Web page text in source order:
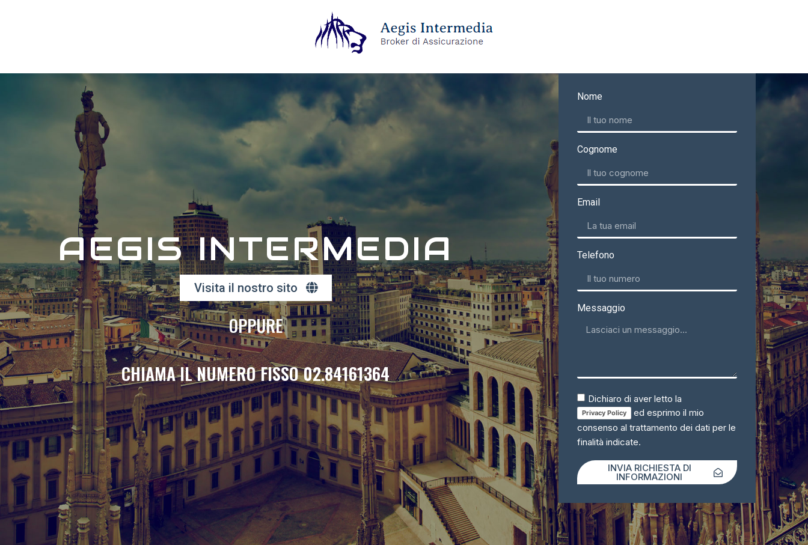
AEGIS INTERMEDIA
Visita il nostro sito
OPPURE
CHIAMA IL NUMERO FISSO 02.84161364
Nome
Cognome
Email
Telefono
Messaggio
Dichiaro di aver letto la
Privacy Policy
ed esprimo il mio
consenso al trattamento dei dati per le
finalità indicate.
INVIA RICHIESTA DI
INFORMAZIONI